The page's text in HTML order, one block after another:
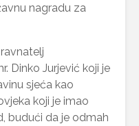
nagradu za
Dinko Jurjević koji je
sjeća kao
koji je imao
budući da je odmah